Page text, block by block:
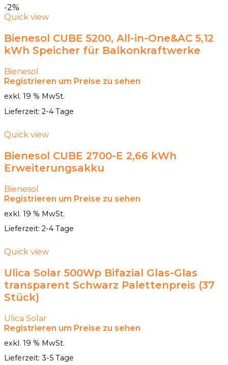
-2%
Quick view
Bienesol CUBE 5200, All-in-One&AC 5,12
kWh Speicher für Balkonkraftwerke
Bienesol
Registrieren um Preise zu sehen
exkl. 19 % MwSt.
Lieferzeit: 2-4 Tage
Quick view
Bienesol CUBE 2700-E 2,66 kWh
Erweiterungsakku
Bienesol
Registrieren um Preise zu sehen
exkl. 19 % MwSt.
Lieferzeit: 2-4 Tage
Quick view
Ulica Solar 500Wp Bifazial Glas-Glas
transparent Schwarz Palettenpreis (37
Stück)
Ulica Solar
Registrieren um Preise zu sehen
exkl. 19 % MwSt.
Lieferzeit: 3-5 Tage